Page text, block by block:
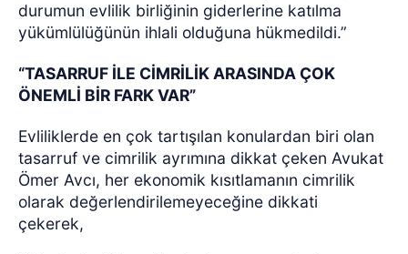
durumun evlilik birliğinin giderlerine katılma
yükümlülüğünün ihlali olduğuna hükmedildi.”
“TASARRUF İLE CİMRİLİK ARASINDA ÇOK
ÖNEMLİ BİR FARK VAR”
Evliliklerde en çok tartışılan konulardan biri olan
tasarruf ve cimrilik ayrımına dikkat çeken Avukat
Ömer Avcı, her ekonomik kısıtlamanın cimrilik
olarak değerlendirilemeyeceğine dikkati
çekerek,